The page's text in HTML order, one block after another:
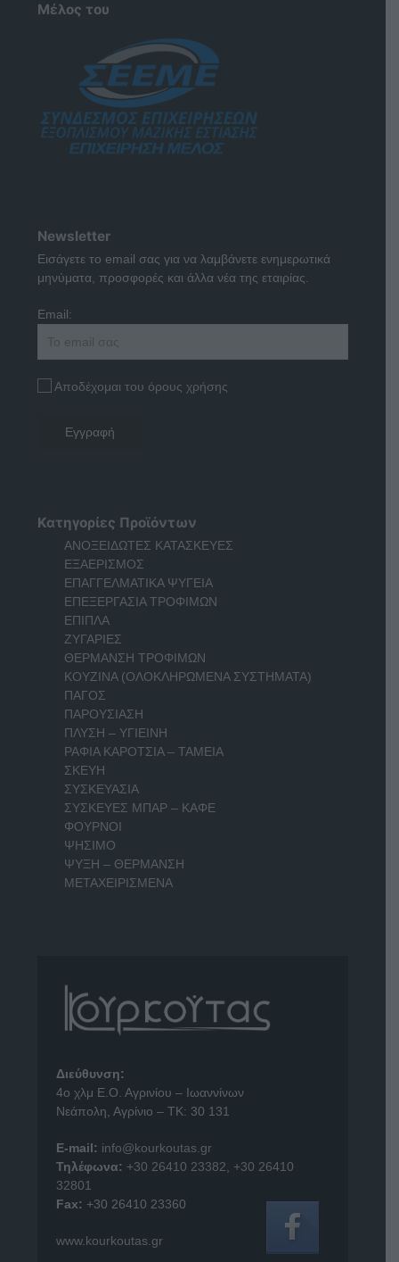
Μέλος του
Newsletter
Εισάγετε το email σας για να λαμβάνετε ενημερωτικά
μηνύματα, προσφορές και άλλα νέα της εταιρίας.
Email:
Αποδέχομαι του όρους χρήσης
Κατηγορίες Προϊόντων
ΑΝΟΞΕΙΔΩΤΕΣ ΚΑΤΑΣΚΕΥΕΣ
ΕΞΑΕΡΙΣΜΟΣ
ΕΠΑΓΓΕΛΜΑΤΙΚΑ ΨΥΓΕΙΑ
ΕΠΕΞΕΡΓΑΣΙΑ ΤΡΟΦΙΜΩΝ
ΕΠΙΠΛΑ
ΖΥΓΑΡΙΕΣ
ΘΕΡΜΑΝΣΗ ΤΡΟΦΙΜΩΝ
ΚΟΥΖΙΝΑ (ΟΛΟΚΛΗΡΩΜΕΝΑ ΣΥΣΤΗΜΑΤΑ)
ΠΑΓΟΣ
ΠΑΡΟΥΣΙΑΣΗ
ΠΛΥΣΗ – ΥΓΙΕΙΝΗ
ΡΑΦΙΑ ΚΑΡΟΤΣΙΑ – ΤΑΜΕΙΑ
ΣΚΕΥΗ
ΣΥΣΚΕΥΑΣΙΑ
ΣΥΣΚΕΥΕΣ ΜΠΑΡ – ΚΑΦΕ
ΦΟΥΡΝΟΙ
ΨΗΣΙΜΟ
ΨΥΞΗ – ΘΕΡΜΑΝΣΗ
ΜΕΤΑΧΕΙΡΙΣΜΕΝΑ
Διεύθυνση:
4o χλμ Ε.Ο. Αγρινίου – Ιωαννίνων
Νεάπολη, Αγρίνιο – ΤΚ: 30 131
E-mail: info@kourkoutas.gr
Τηλέφωνα: +30 26410 23382
+30 26410
32801
Fax: +30 26410 23360
www.kourkoutas.gr